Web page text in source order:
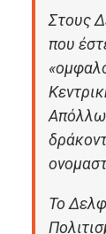
Στους
που
Το